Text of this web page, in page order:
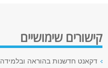
קישורים שימושיים
דקאנט חדשנות בהוראה ובלמידה